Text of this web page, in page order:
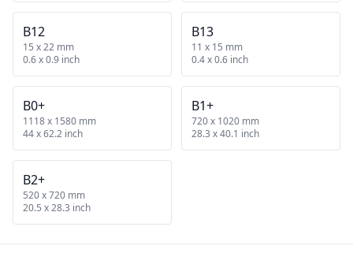
B12
15 x 22 mm
0.6 x 0.9 inch
B13
11 x 15 mm
0.4 x 0.6 inch
B0+
1118 x 1580 mm
44 x 62.2 inch
B1+
720 x 1020 mm
28.3 x 40.1 inch
B2+
520 x 720 mm
20.5 x 28.3 inch